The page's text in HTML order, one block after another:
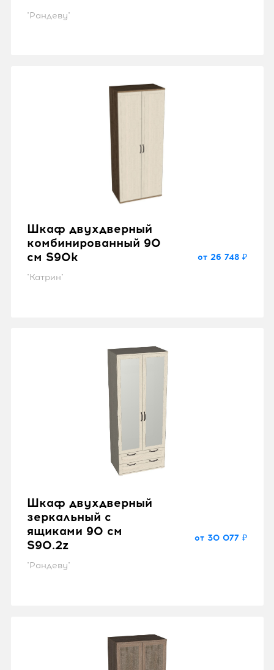
"Рандеву"
Шкаф двухдверный
комбинированный 90
см S90k
"Катрин"
от 26 748 ₽
Шкаф двухдверный
зеркальный с
ящиками 90 см
S90.2z
"Рандеву"
от 30 077 ₽